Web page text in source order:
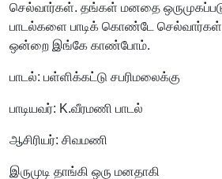
செல்வார்கள். தங்கள் மனதை
பாடல்களை பாடிக் கொண்டே
ஒன்றை இங்கே காண்போம்.
பாடல்: பள்ளிக்கட்டு சபரிமலைக்கு
பாடியவர்: K.வீரமணி பாடல்
ஆசிரியர்: சிவமணி
இருமுடி தாங்கி ஒரு மனதாகி